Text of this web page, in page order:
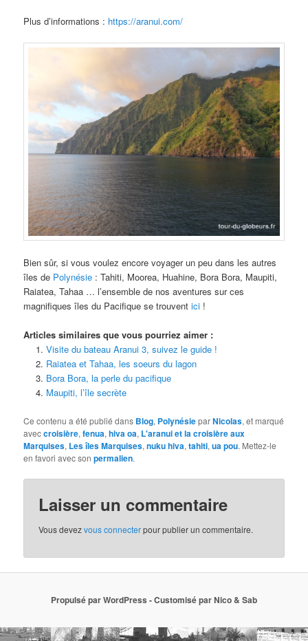
Plus d’informations : https://aranui.com/
Bien sûr, si vous voulez encore voyager un peu dans les autres
îles de Polynésie : Tahiti, Moorea, Huahine, Bora Bora, Maupiti,
Raiatea, Tahaa … l’ensemble de nos aventures sur ces
magnifiques îles du Pacifique se trouventici !
Articles similaires que vous pourriez aimer :
Visite du bateau Aranui 3, suivez le guide !
Raiatea et Tahaa, les soeurs du lagon
Bora Bora, la perle du pacifique
Maupiti, l’île secrète
Ce contenu a été publié dans Blog, PolynésieparNicolas, et marqué
aveccroisière,fenua,hiva oa, L'aranui et la croisière aux
Marquises, Les îles Marquises,nuku hiva,tahiti,ua pou. Mettez-le
en favori avec sonpermalien.
Laisser un commentaire
Vous devezvous connecterpour publier un commentaire.
Propulsé par WordPress - Customisé par Nico & Sab